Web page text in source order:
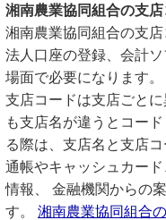
湘南農業協同組合の支
湘南農業協同組合の支
法人口座の登録、会計
場面で必要になります。
支店コードは支店ごと
も支店名が違うとコー
る際は、支店名と支店
通帳やキャッシュカー
情報、 金融機関からの
す。 湘南農業協同組合